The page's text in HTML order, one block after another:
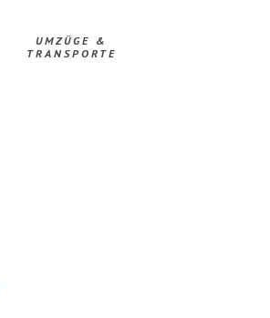
UMZÜGE &
TRANSPORTE